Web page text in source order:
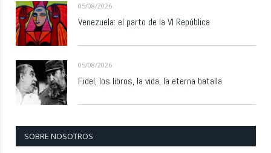
05/08/2026
Venezuela: el parto de la VI República
05/08/2026
Fidel, los libros, la vida, la eterna batalla
SOBRE NOSOTROS